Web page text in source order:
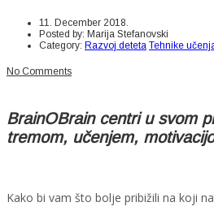
11. December 2018.
Posted by: Marija Stefanovski
Category: Razvoj deteta Tehnike
No Comments
BrainOBrain centri u svom
tremom, učenjem,
Kako bi vam što bolje pribižili na koji